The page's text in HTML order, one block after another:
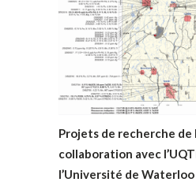
Projets de recherche de
collaboration avec
l’Université de Waterloo